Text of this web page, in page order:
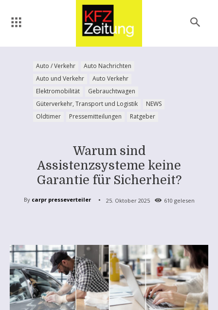
Auto / Verkehr
Auto Nachrichten
Auto und Verkehr
Auto Verkehr
Elektromobilität
Gebrauchtwagen
Güterverkehr, Transport und Logistik
NEWS
Oldtimer
Pressemitteilungen Ratgeber
Warum sind
Assistenzsysteme keine
Garantie für Sicherheit?
By carpr presseverteiler 25. Oktober 2025 610 gelesen